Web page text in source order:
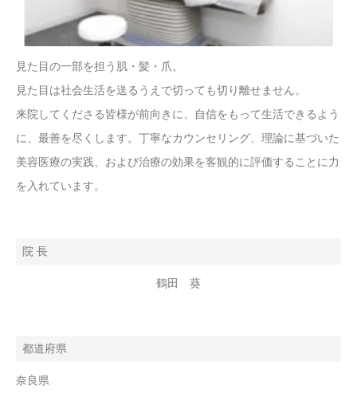
見た目の一部を担う肌・髪・爪。
見た目は社会生活を送るうえで切っても切り離せません。
来院してくださる皆様が前向きに、自信をもって生活できるよう
に、最善を尽くします。丁寧なカウンセリング、理論に基づいた
美容医療の実践、および治療の効果を客観的に評価することに力
を入れています。
院 長
鶴田 葵
都道府県
奈良県